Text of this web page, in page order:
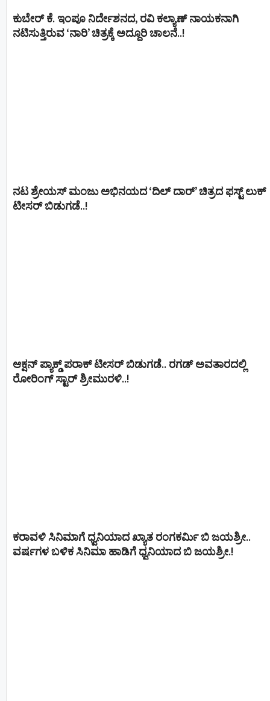
ಕುಬೇರ್ ಕೆ. ಇಂಪೂ ನಿರ್ದೇಶನದ, ರವಿ ಕಲ್ಯಾಣ್‍ ನಾಯಕನಾಗಿ
ನಟಿಸುತ್ತಿರುವ ‘ನಾರಿ’ ಚಿತ್ರಕ್ಕೆ ಅದ್ದೂರಿ ಚಾಲನೆ..!
ನಟ ಶ್ರೇಯಸ್ ಮಂಜು ಅಭಿನಯದ ‘ದಿಲ್ ದಾರ್’ ಚಿತ್ರದ ಫಸ್ಟ್ ಲುಕ್
ಟೀಸರ್ ಬಿಡುಗಡೆ..!
ಆಕ್ಷನ್ ಪ್ಯಾಕ್ಡ್ ಪರಾಕ್ ಟೀಸರ್ ಬಿಡುಗಡೆ.. ರಗಡ್ ಅವತಾರದಲ್ಲಿ
ರೋರಿಂಗ್ ಸ್ಟಾರ್ ಶ್ರೀಮುರಳಿ..!
ಕರಾವಳಿ ಸಿನಿಮಾಗೆ ಧ್ವನಿಯಾದ ಖ್ಯಾತ ರಂಗಕರ್ಮಿ ಬಿ ಜಯಶ್ರೀ..
ವರ್ಷಗಳ ಬಳಿಕ ಸಿನಿಮಾ ಹಾಡಿಗೆ ಧ್ವನಿಯಾದ ಬಿ ಜಯಶ್ರೀ.!